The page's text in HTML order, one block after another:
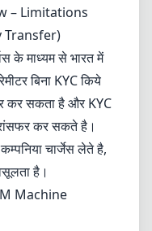
– Limitations
Transfer)
के माध्यम से भारत में
बिना KYC किये
कर सकता है और KYC
कर सकते है।
चार्जेस लेते है,
है।
Machine